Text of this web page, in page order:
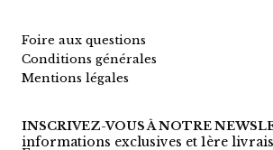
Foire aux questions
Conditions générales
Mentions légales
INSCRIVEZ-VOUS À NOTRE
informations exclusives et 1ère